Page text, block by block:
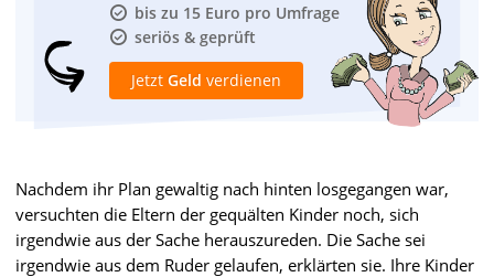
bis zu 15 Euro pro Umfrage
seriös & geprüft
Jetzt Geld verdienen
Nachdem ihr Plan gewaltig nach hinten losgegangen war,
versuchten die Eltern der gequälten Kinder noch, sich
irgendwie aus der Sache herauszureden. Die Sache sei
irgendwie aus dem Ruder gelaufen, erklärten sie. Ihre Kinder